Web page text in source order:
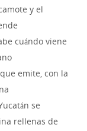
y el
cuándo viene
emite, con la
se
rellenas de